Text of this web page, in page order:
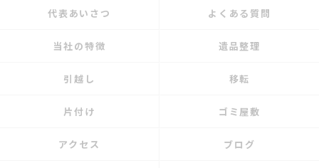
代表あいさつ よくある質問
当社の特徴 遺品整理
引越し 移転
片付け ゴミ屋敷
アクセス ブログ